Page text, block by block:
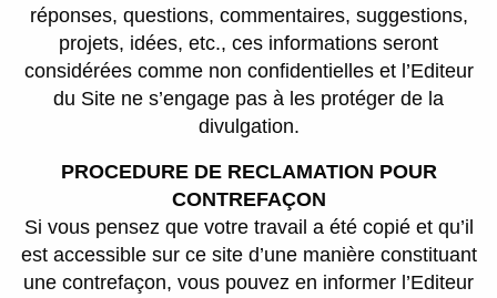
réponses, questions, commentaires, suggestions,
projets, idées, etc., ces informations seront
considérées comme non confidentielles et l’Editeur
du Site ne s’engage pas à les protéger de la
divulgation.
PROCEDURE DE RECLAMATION POUR
CONTREFAÇON
Si vous pensez que votre travail a été copié et qu’il
est accessible sur ce site d’une manière constituant
une contrefaçon, vous pouvez en informer l’Editeur